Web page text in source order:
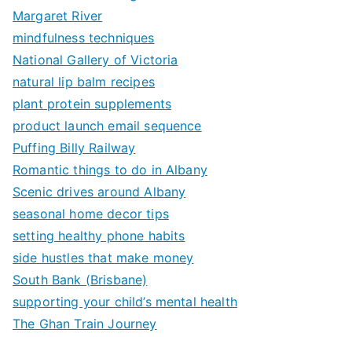
Margaret River
mindfulness techniques
National Gallery of Victoria
natural lip balm recipes
plant protein supplements
product launch email sequence
Puffing Billy Railway
Romantic things to do in Albany
Scenic drives around Albany
seasonal home decor tips
setting healthy phone habits
side hustles that make money
South Bank (Brisbane)
supporting your child’s mental health
The Ghan Train Journey